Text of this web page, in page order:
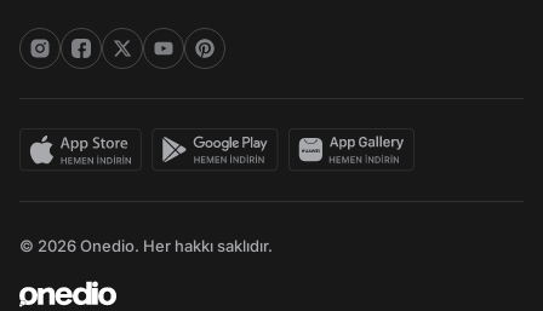
© 2026 Onedio. Her hakkı saklıdır.